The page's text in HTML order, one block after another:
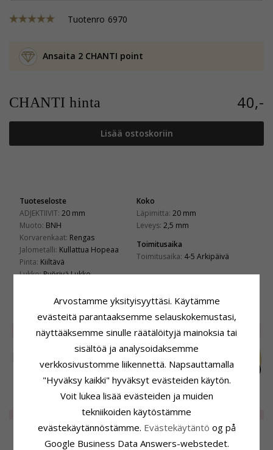
Tuotenro 6970
Ansaita 2 CHANTI point
CHANTI hinta 40,-
Lisää ostoskoriin
Tuoteseloste
ADJEKTIIVIT: 20 mm
Muoto: BNH
Korvarenkaat: Rengas
Jalometalli: Kullattua Hopeaa
Pinta: Kiiltävä
Lukko:Pyörivä Lukko
Koko
Läpimitta: 20 mm
Leveys: 2,5 mm
Toimitusaika
Toimitusaika: 4-5 Arkipäivä
LIITTYVÄT TUOTTEET
20%
40 mm BNH rengas
60 mm BNH rengas
kullattua hopeaa
CHANTI hinta 160,-
SALE
60 mm BNH rengas
ASIAKKAAT OSTAVAT MYÖS
Arvostamme yksityisyyttäsi. Käytämme
evästeitä parantaaksemme selauskokemustasi,
näyttääksemme sinulle räätälöityjä mainoksia tai
sisältöä ja analysoidaksemme
verkkosivustomme liikennettä. Napsauttamalla
"Hyväksy kaikki" hyväksyt evästeiden käytön.
Voit lukea lisää evästeiden ja muiden
tekniikoiden käytöstämme
evästekäytännöstämme. Evästekäytäntö og på
Google Business Data Answers-webstedet.